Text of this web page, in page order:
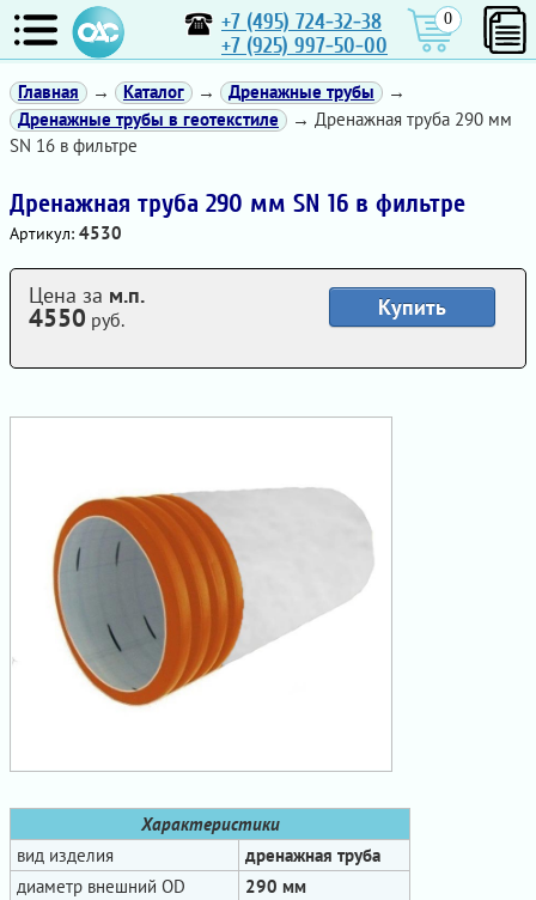
+7 (495) 724-32-38
+7 (925) 997-50-00
0
Главная → Каталог → Дренажные трубы
→
Дренажные трубы в геотекстиле
→ Дренажная труба 290 мм
SN 16 в фильтре
Дренажная труба 290 мм SN 16 в фильтре
Артикул: 4530
Характеристики
вид изделия
дренажная труба
диаметр внешний OD
290 мм
Купить
Цена за м.п.
4550 руб.